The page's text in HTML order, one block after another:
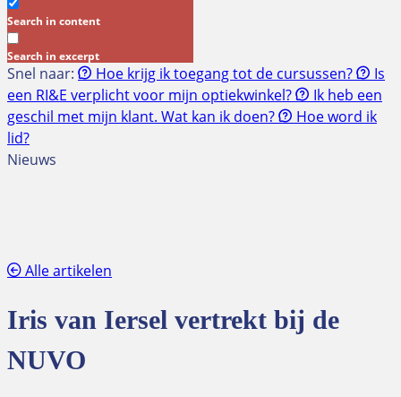
Search in content
Search in excerpt
Snel naar: Hoe krijg ik toegang tot de cursussen?
Is
een RI&E verplicht voor mijn optiekwinkel?
Ik heb een
geschil met mijn klant. Wat kan ik doen?
Hoe word ik
lid?
Nieuws
Alle artikelen
Iris van Iersel vertrekt bij de
NUVO